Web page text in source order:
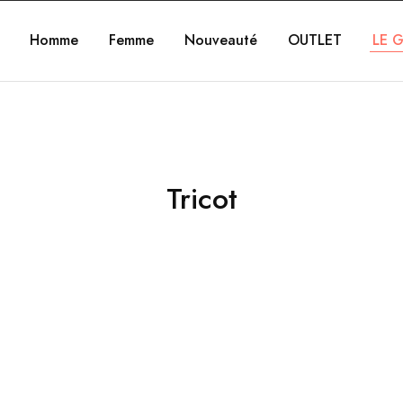
Homme Femme Nouveauté OUTLET LE
Tricot